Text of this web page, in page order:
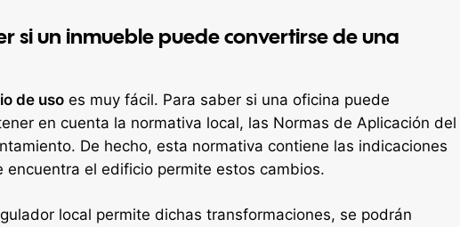
si un inmueble puede convertirse de una
de uso es muy fácil. Para saber si una oficina puede
en cuenta la normativa local, las Normas de Aplicación del
De hecho, esta normativa contiene las indicaciones
encuentra el edificio permite estos cambios.
local permite dichas transformaciones, se podrán